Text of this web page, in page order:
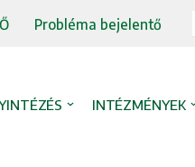
Probléma bejelentő
INTÉZMÉNYEK